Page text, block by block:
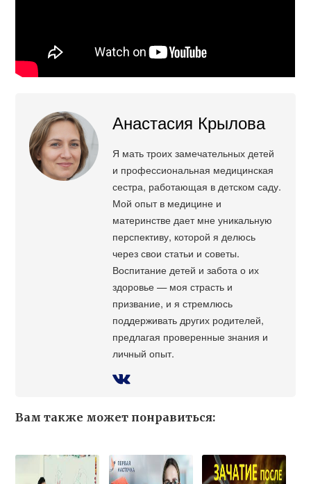
Анастасия Крылова
Я мать троих замечательных детей
и профессиональная медицинская
сестра, работающая в детском саду.
Мой опыт в медицине и
материнстве дает мне уникальную
перспективу, которой я делюсь
через свои статьи и советы.
Воспитание детей и забота о их
здоровье — моя страсть и
призвание, и я стремлюсь
поддерживать других родителей,
предлагая проверенные знания и
личный опыт.
Вам также может понравиться: